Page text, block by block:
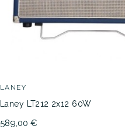
LANEY
Laney LT212 2x12 60W
589,00 €